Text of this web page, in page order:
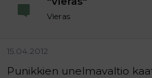
Vieras
15.04.2012
Punikkien unelmavaltio